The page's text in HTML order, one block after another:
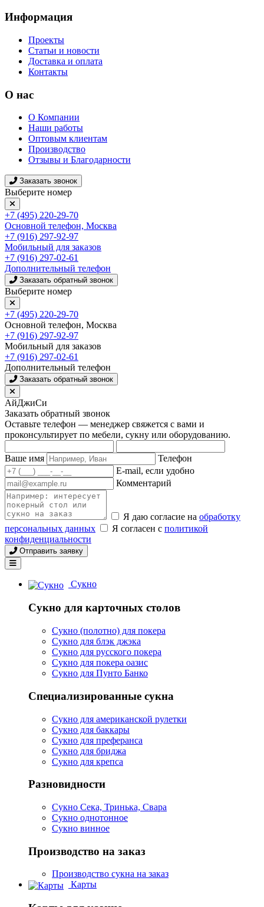
Информация
Проекты
Статьи и новости
Доставка и оплата
Контакты
О нас
О Компании
Наши работы
Оптовым клиентам
Производство
Отзывы и Благодарности
Заказать звонок
Выберите номер
+7 (495) 220-29-70
Основной телефон, Москва
+7 (916) 297-92-97
Мобильный для заказов
+7 (916) 297-02-61
Дополнительный телефон
Заказать обратный звонок
Выберите номер
+7 (495) 220-29-70
Основной телефон, Москва
+7 (916) 297-92-97
Мобильный для заказов
+7 (916) 297-02-61
Дополнительный телефон
Заказать обратный звонок
АйДжиСи
Заказать обратный звонок
Оставьте телефон — менеджер свяжется с вами и
проконсультирует по мебели, сукну или оборудованию.
Ваше имя
Телефон
E-mail, если удобно
Комментарий
Я даю согласие на обработку
персональных данных
Я согласен с политикой
конфиденциальности
Отправить заявку
Сукно
Сукно для карточных столов
Сукно (полотно) для покера
Сукно для блэк джэка
Сукно для русского покера
Сукно для покера оазис
Сукно для Пунто Банко
Специализированные сукна
Сукно для американской рулетки
Сукно для баккары
Сукно для преферанса
Сукно для бриджа
Сукно для крепса
Разновидности
Сукно Сека, Тринька, Свара
Сукно однотонное
Сукно винное
Производство на заказ
Производство сукна на заказ
Карты